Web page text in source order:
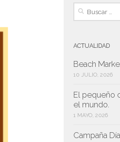
Buscar:
ACTUALIDAD
Beach
10 JULIO, 2026
El pequeño
el mundo.
1 MAYO, 2026
Campaña